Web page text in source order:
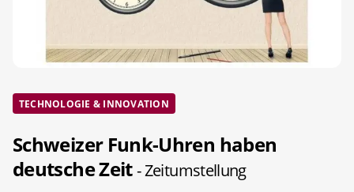
TECHNOLOGIE & INNOVATION
Schweizer Funk-Uhren haben
deutsche Zeit- Zeitumstellung